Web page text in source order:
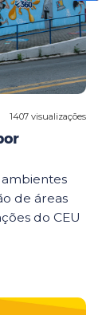
1407 visualizações
ambientes
de áreas
do CEU